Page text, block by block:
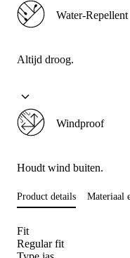
Water-Repellent
Altijd droog.
Windproof
Houdt wind buiten.
Product details Materiaal
Fit
Regular fit